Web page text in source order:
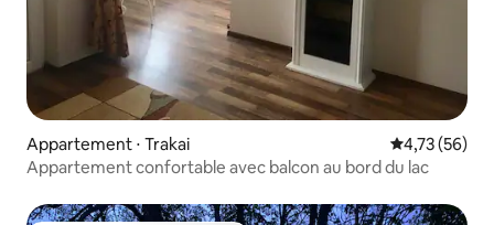
Appartement ⋅ Trakai Évaluation
4,73 (56)
Appartement confortable avec balcon au bord du lac